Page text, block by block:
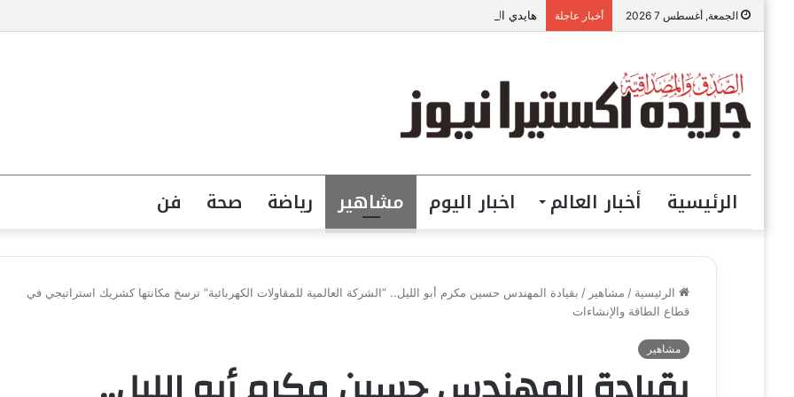
الجمعة, أغسطس 7 2026 أخبار عاجلة هايدي البارودي تعود بـ “واحدة غيري” وتستعد لمفاجآت فنية وحفلات بالساحل الشمالي
الرئيسية أخبار العالم اخبار اليوم مشاهير رياضة صحة فن
الرئيسية / مشاهير / بقيادة المهندس حسين مكرم أبو الليل.. “الشركة العالمية للمقاولات الكهربائية” ترسخ مكانتها كشريك استراتيجي في
قطاع الطاقة والإنشاءات
مشاهير